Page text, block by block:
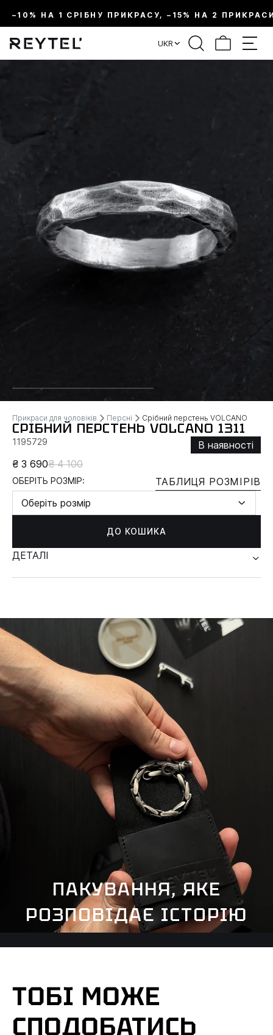
–10% НА 1 СРІБНУ ПРИКРАСУ, –15% НА 2
UKR
Прикраси для чоловіків Персні Срібний перстень VOLCANO
СРІБНИЙ ПЕРСТЕНЬ VOLCANO 1311
1195729
В наявності
₴ 3 690₴ 4 100
ОБЕРІТЬ РОЗМІР:
ТАБЛИЦЯ РОЗМІРІВ
Оберіть розмір
ДО КОШИКА
ДЕТАЛІ
ПАКУВАННЯ, ЯКЕ
РОЗПОВІДАЄ ІСТОРІЮ
ТОБІ МОЖЕ
СПОДОБАТИСЬ